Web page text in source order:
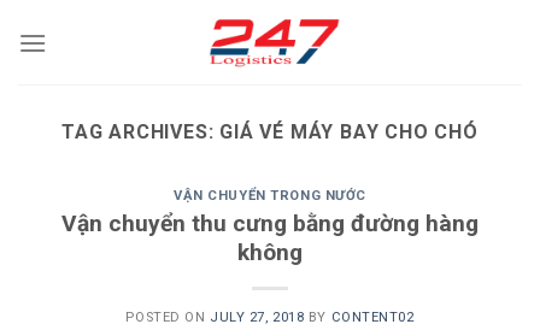
TAG ARCHIVES: GIÁ VÉ MÁY BAY CHO CHÓ
VẬN CHUYỂN TRONG NƯỚC
Vận chuyển thu cưng bằng đường hàng
không
POSTED ON JULY 27, 2018 BY CONTENT02